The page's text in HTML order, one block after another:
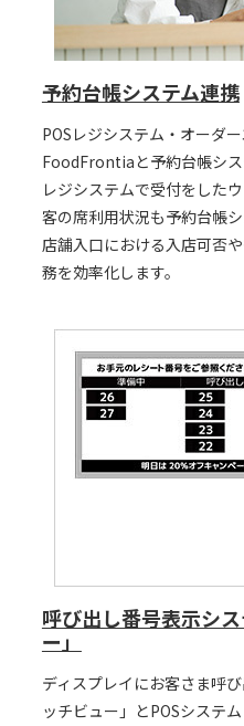
予約台帳システム連携
POSレジシステム・オーダ
FoodFrontiaと予約台帳シ
レジシステムで受付をした
客の席利用状況も予約台帳
店舗入口における入店可否
務を効率化します。
呼び出し番号表示シ
ー」
ディスプレイにお客さま呼
ッチビュー」とPOSシステ